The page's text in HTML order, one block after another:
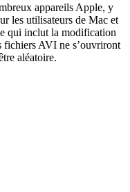
appareils Apple, y
les utilisateurs de Mac et
qui inclut la modification
fichiers AVI ne s’ouvriront
aléatoire.